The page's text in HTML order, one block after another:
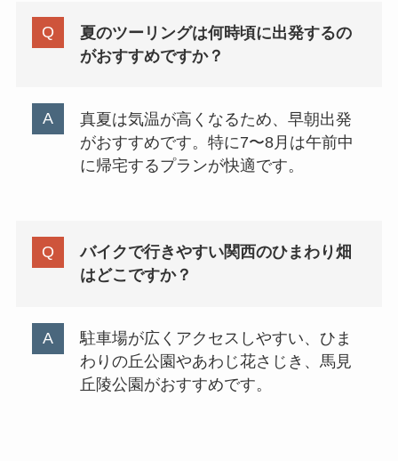
夏のツーリングは何時頃に出発するの
がおすすめですか？
真夏は気温が高くなるため、早朝出発
がおすすめです。特に7〜8月は午前中
に帰宅するプランが快適です。
バイクで行きやすい関西のひまわり畑
はどこですか？
駐車場が広くアクセスしやすい、ひま
わりの丘公園やあわじ花さじき、馬見
丘陵公園がおすすめです。